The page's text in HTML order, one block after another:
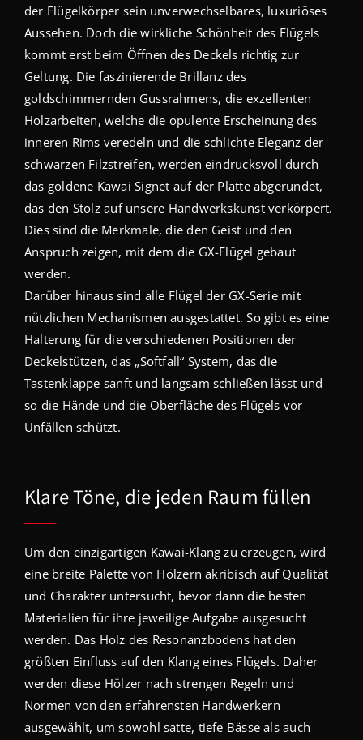
der Flügelkörper sein unverwechselbares, luxuriöses
Aussehen. Doch die wirkliche Schönheit des Flügels
kommt erst beim Öffnen des Deckels richtig zur
Geltung. Die faszinierende Brillanz des
goldschimmernden Gussrahmens, die exzellenten
Holzarbeiten, welche die opulente Erscheinung des
inneren Rims veredeln und die schlichte Eleganz der
schwarzen Filzstreifen, werden eindrucksvoll durch
das goldene Kawai Signet auf der Platte abgerundet,
das den Stolz auf unsere Handwerkskunst verkörpert.
Dies sind die Merkmale, die den Geist und den
Anspruch zeigen, mit dem die GX-Flügel gebaut
werden.
Darüber hinaus sind alle Flügel der GX-Serie mit
nützlichen Mechanismen ausgestattet. So gibt es eine
Halterung für die verschiedenen Positionen der
Deckelstützen, das „Softfall“ System, das die
Tastenklappe sanft und langsam schließen lässt und
so die Hände und die Oberfläche des Flügels vor
Unfällen schützt.
Klare Töne, die jeden Raum füllen
Um den einzigartigen Kawai-Klang zu erzeugen, wird
eine breite Palette von Hölzern akribisch auf Qualität
und Charakter untersucht, bevor dann die besten
Materialien für ihre jeweilige Aufgabe ausgesucht
werden. Das Holz des Resonanzbodens hat den
größten Einfluss auf den Klang eines Flügels. Daher
werden diese Hölzer nach strengen Regeln und
Normen von den erfahrensten Handwerkern
ausgewählt, um sowohl satte, tiefe Bässe als auch